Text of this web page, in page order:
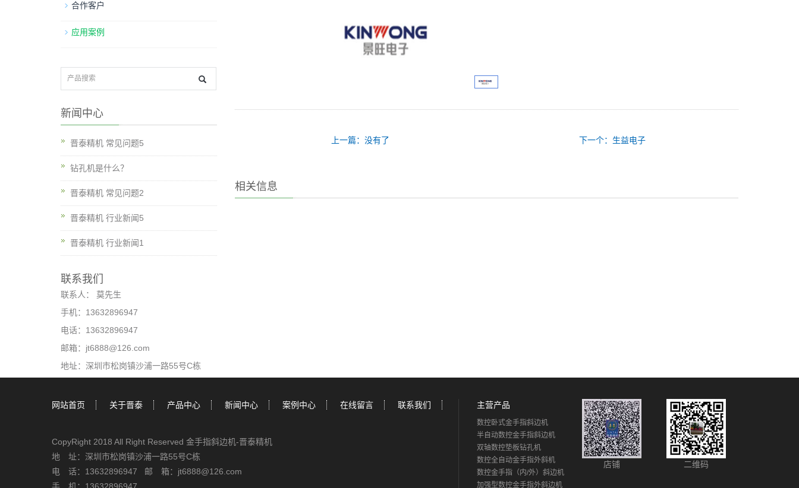
上一篇：没有了 下一个：生益电子
相关信息
合作客户
应用案例
新闻中心
晋泰精机 常见问题5
钻孔机是什么？
晋泰精机 常见问题2
晋泰精机 行业新闻5
晋泰精机 行业新闻1
联系我们
联系人： 莫先生
手机：13632896947
电话：13632896947
邮箱：jt6888@126.com
地址：深圳市松岗镇沙浦一路55号C栋
网站首页 关于晋泰 产品中心 新闻中心 案例中心 在线留言 联系我们
CopyRight 2018 All Right Reserved 金手指斜边机-晋泰精机
地 址：深圳市松岗镇沙浦一路55号C栋
电 话：13632896947 邮 箱：jt6888@126.com
主营产品
数控卧式金手指斜边机
半自动数控金手指斜边机
双轴数控垫板钻孔机
数控全自动金手指外斜机
数控金手指（内/外）斜边机
加强型数控金手指外斜边机
店铺 二维码